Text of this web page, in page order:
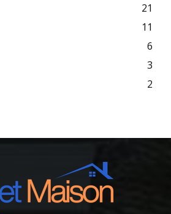
21
11
6
3
2